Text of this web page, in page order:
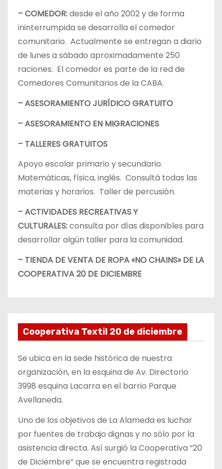
– COMEDOR:desde el año 2002 y de forma
ininterrumpida se desarrolla el comedor
comunitario. Actualmente se entregan a diario
de lunes a sábado aproximadamente 250
raciones. El comedor es parte de la red de
Comedores Comunitarios de la CABA.
– ASESORAMIENTO JURÍDICO GRATUITO
– ASESORAMIENTO EN MIGRACIONES
– TALLERES GRATUITOS
Apoyo escolar primario y secundario.
Matemáticas, física, inglés. Consultá todas las
materias y horarios. Taller de percusión.
– ACTIVIDADES RECREATIVAS Y
CULTURALES:consulta por días disponibles para
desarrollar algún taller para la comunidad.
– TIENDA DE VENTA DE ROPA «NO CHAINS» DE LA
COOPERATIVA 20 DE DICIEMBRE
Cooperativa Textil 20 de diciembre
Se ubica en la sede histórica de nuestra
organización, en la esquina de Av. Directorio
3998 esquina Lacarra en el barrio Parque
Avellaneda.
Uno de los objetivos de La Alameda es luchar
por fuentes de trabajo dignas y no sólo por la
asistencia directa. Así surgió la Cooperativa “20
de Diciembre” que se encuentra registrada